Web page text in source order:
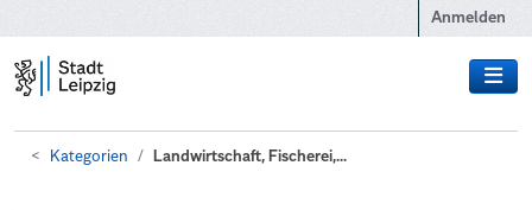
Anmelden
Kategorien Landwirtschaft, Fischerei,...